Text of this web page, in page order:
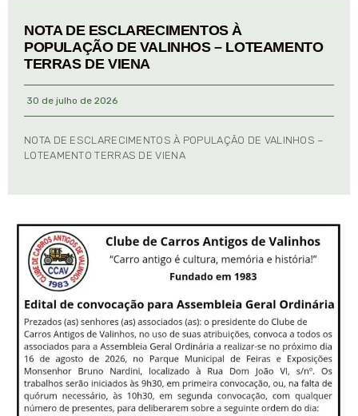
NOTA DE ESCLARECIMENTOS À
POPULAÇÃO DE VALINHOS – LOTEAMENTO
TERRAS DE VIENA
30 de julho de 2026
NOTA DE ESCLARECIMENTOS À POPULAÇÃO DE VALINHOS –
LOTEAMENTO TERRAS DE VIENA